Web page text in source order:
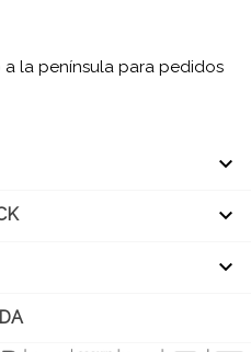
la península para pedidos


